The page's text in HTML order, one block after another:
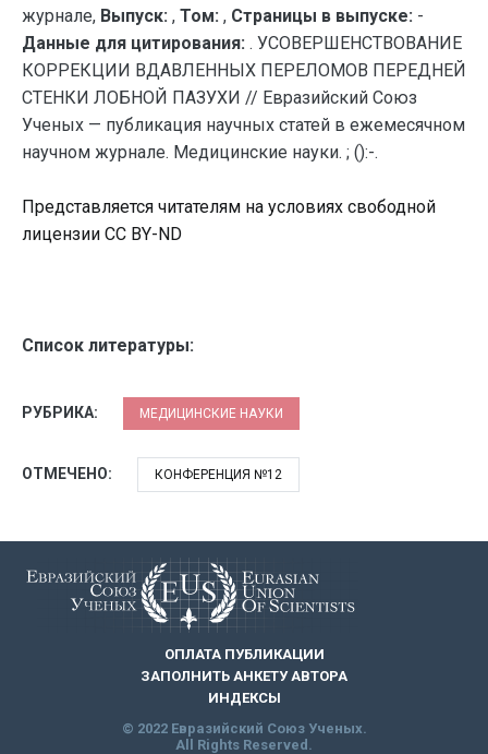
журнале, Выпуск: , Том: , Страницы в выпуске: -
Данные для цитирования: . УСОВЕРШЕНСТВОВАНИЕ
КОРРЕКЦИИ ВДАВЛЕННЫХ ПЕРЕЛОМОВ ПЕРЕДНЕЙ
СТЕНКИ ЛОБНОЙ ПАЗУХИ // Евразийский Союз
Ученых — публикация научных статей в ежемесячном
научном журнале. Медицинские науки. ; ():-.
Представляется читателям на условиях свободной
лицензии CC BY-ND
Список литературы:
РУБРИКА: МЕДИЦИНСКИЕ НАУКИ
ОТМЕЧЕНО: КОНФЕРЕНЦИЯ №12
ОПЛАТА ПУБЛИКАЦИИ
ЗАПОЛНИТЬ АНКЕТУ АВТОРА
ИНДЕКСЫ
© 2022 Евразийский Союз Ученых.
All Rights Reserved.